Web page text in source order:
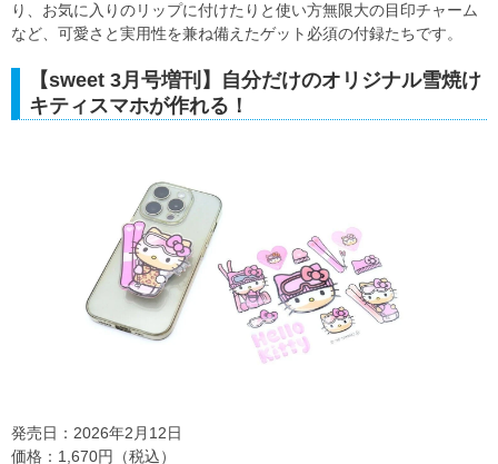
り、お気に入りのリップに付けたりと使い方無限大の目印チャーム
など、可愛さと実用性を兼ね備えたゲット必須の付録たちです。
【sweet 3月号増刊】自分だけのオリジナル雪焼け
キティスマホが作れる！
発売日：2026年2月12日
価格：1,670円（税込）